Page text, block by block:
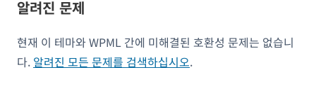
알려진 문제
현재 이 테마와 WPML 간에 미해결된 호환성 문제는 없습니
다. 알려진 모든 문제를 검색하십시오.